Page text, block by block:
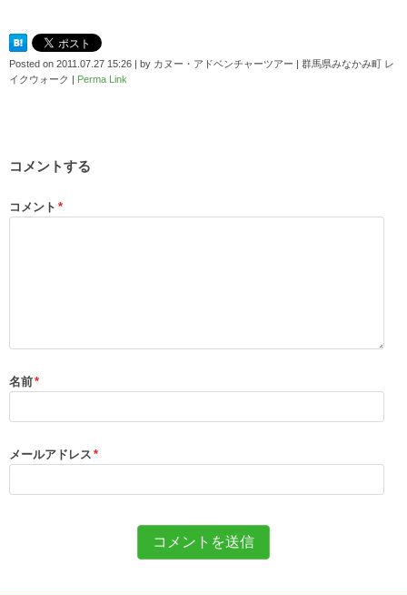
Posted on 2011.07.27 15:26 | by カヌー・アドベンチャーツアー | 群馬県みなかみ町 レ
イクウォーク | Perma Link
コメントする
コメント *
名前*
メールアドレス *